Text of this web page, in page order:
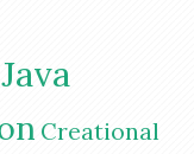
Creational